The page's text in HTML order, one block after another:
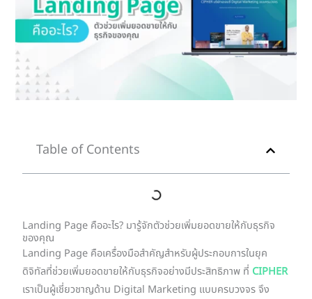
Table of Contents
Landing Page คืออะไร? มารู้จักตัวช่วยเพิ่มยอดขายให้กับธุรกิจ
ของคุณ
Landing Page คือเครื่องมือสำคัญสำหรับผู้ประกอบการในยุค
ดิจิทัลที่ช่วยเพิ่มยอดขายให้กับธุรกิจอย่างมีประสิทธิภาพ ที่ CIPHER
เราเป็นผู้เชี่ยวชาญด้าน Digital Marketing แบบครบวงจร จึง